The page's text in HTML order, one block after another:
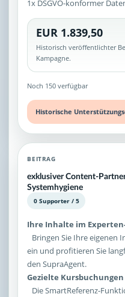
1x DSGVO-konformer
EUR 1.839,50
Historisch veröffentlichter
Kampagne.
Noch 150 verfügbar
Historische
BEITRAG
exklusiver Content-
Systemhygiene
0 Supporter / 5
Ihre Inhalte im
Bringen Sie Ihre eigenen
ein und profitieren Sie
den SupraAgent.
Gezielte
Die SmartReferenz-